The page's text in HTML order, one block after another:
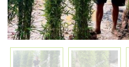
KỸ
THUẬT
TRỒNG